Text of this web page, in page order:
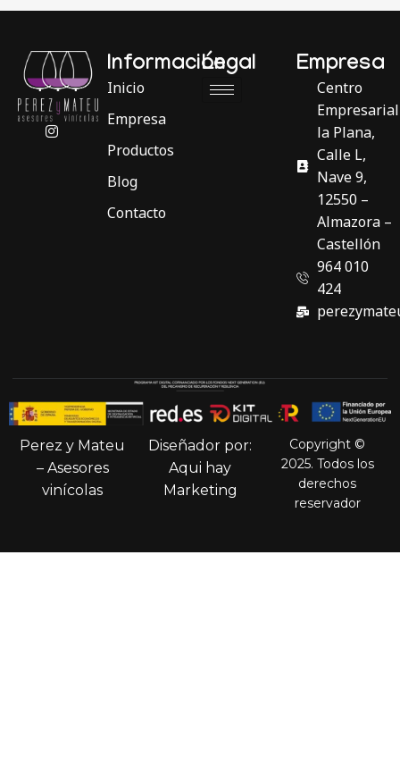
Información
Inicio
Empresa
Productos
Blog
Contacto
Legal Empresa
Centro
Empresarial
la Plana,
Calle L,
Nave 9,
12550 –
Almazora –
Castellón
964 010
424
Perez y Mateu
– Asesores
vinícolas
Diseñador por:
Aqui hay
Marketing
Copyright ©
2025. Todos los
derechos
reservador